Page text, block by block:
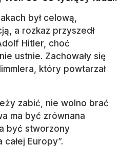
był celową,
a rozkaz przyszedł
Hitler, choć
ustnie. Zachowały się
który powtarzał
zabić, nie wolno brać
ma być zrównana
być stworzony
Europy”.